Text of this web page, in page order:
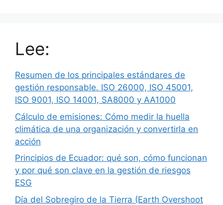
Lee:
Resumen de los principales estándares de
gestión responsable. ISO 26000, ISO 45001,
ISO 9001, ISO 14001, SA8000 y AA1000
Cálculo de emisiones: Cómo medir la huella
climática de una organización y convertirla en
acción
Principios de Ecuador: qué son, cómo funcionan
y por qué son clave en la gestión de riesgos
ESG
Día del Sobregiro de la Tierra (Earth Overshoot